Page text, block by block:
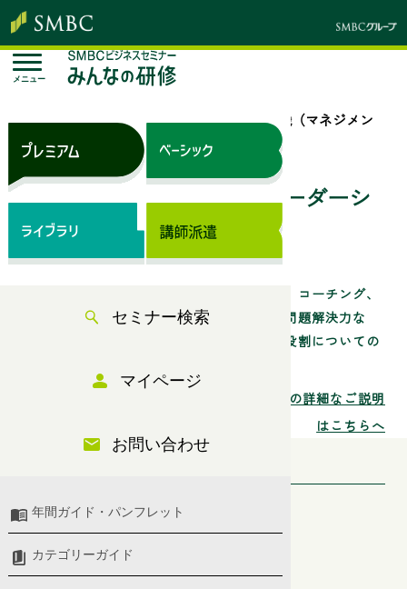
メニュー
セミナー検索
マイページ
お問い合わせ
年間ガイド・パンフレット
カテゴリーガイド
トップページ セミナー検索
「管理職（マネジメン
ト・リーダーシップ）」のセミナー一覧
管理職（マネジメント・リーダーシ
ップ）のセミナー一覧
マネジメント、リーダーシップ、部下育成、コーチング、
コンプライアンス、リスクマネジメント、問題解決力な
ど、「管理職」教育に求められるスキル・役割についての
管理職（マネジメント・リーダーシップ）の詳細なご説明
はこちらへ
セミナー分類
プレミアム、ベーシックセレクト
開催日